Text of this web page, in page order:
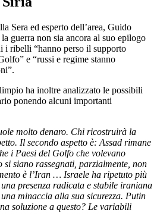
Sera ed esperto dell’area, Guido
guerra non sia ancora al suo epilogo
i ribelli “hanno perso il supporto
e “russi e regime stanno
ha inoltre analizzato le possibili
ponendo alcuni importanti
molto denaro. Chi ricostruirà la
Il secondo aspetto è: Assad rimane
i Paesi del Golfo che volevano
siano rassegnati, parzialmente, non
è l’Iran … Israele ha ripetuto più
presenza radicata e stabile iraniana
minaccia alla sua sicurezza. Putin
soluzione a questo? Le variabili